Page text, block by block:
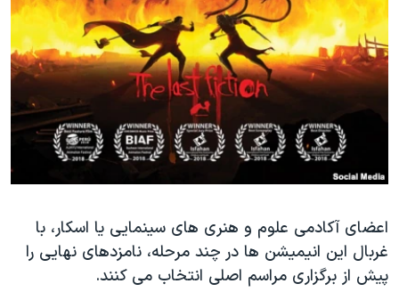
اعضای آکادمی علوم و هنری های سینمایی یا اسکار، با
غربال این انیمیشن ها در چند مرحله، نامزدهای نهایی را
پیش از برگزاری مراسم اصلی انتخاب می کنند.